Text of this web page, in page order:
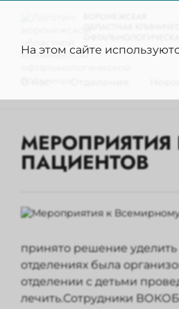
На этом сайте
ПАЦИЕНТОВ
принято решение
отделениях была
отделении с детьми
лечить.Сотрудники